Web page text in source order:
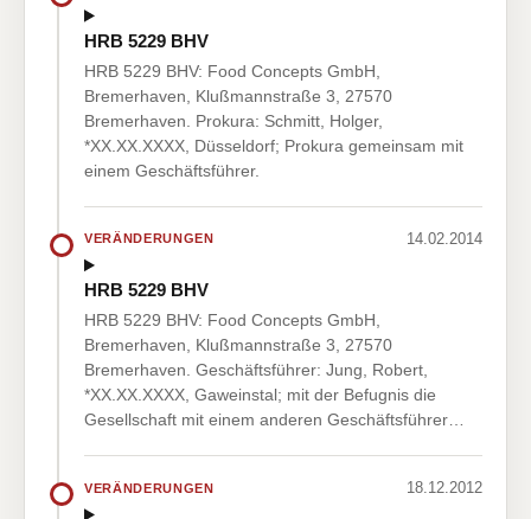
HRB 5229 BHV
HRB 5229 BHV: Food Concepts GmbH,
Bremerhaven, Klußmannstraße 3, 27570
Bremerhaven. Prokura: Schmitt, Holger,
*XX.XX.XXXX, Düsseldorf; Prokura gemeinsam mit
einem Geschäftsführer.
VERÄNDERUNGEN 14.02.2014
HRB 5229 BHV
HRB 5229 BHV: Food Concepts GmbH,
Bremerhaven, Klußmannstraße 3, 27570
Bremerhaven. Geschäftsführer: Jung, Robert,
*XX.XX.XXXX, Gaweinstal; mit der Befugnis die
Gesellschaft mit einem anderen Geschäftsführer…
VERÄNDERUNGEN 18.12.2012